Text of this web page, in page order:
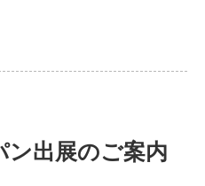
ン出展のご案内